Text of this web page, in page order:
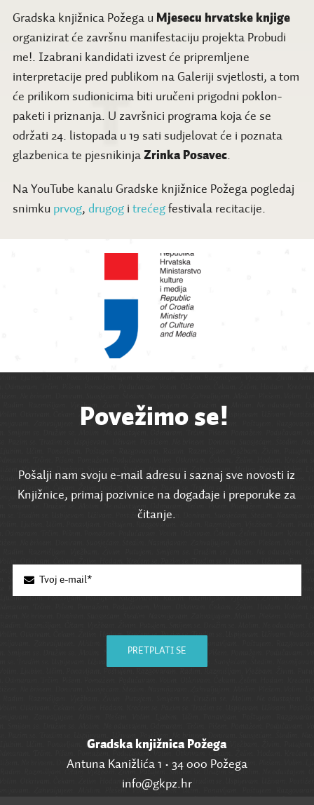
Gradska knjižnica Požega u Mjesecu hrvatske knjige
organizirat će završnu manifestaciju projekta Probudi
me!. Izabrani kandidati izvest će pripremljene
interpretacije pred publikom na Galeriji svjetlosti, a tom
će prilikom sudionicima biti uručeni prigodni poklon-
paketi i priznanja. U završnici programa koja će se
održati 24. listopada u 19 sati sudjelovat će i poznata
glazbenica te pjesnikinja Zrinka Posavec.
Na YouTube kanalu Gradske knjižnice Požega pogledaj
snimku prvog, drugogi trećegfestivala recitacije.
Povežimo se!
Pošalji nam svoju e-mail adresu i saznaj sve novosti iz
Knjižnice, primaj pozivnice na događaje i preporuke za
čitanje.
PRETPLATI SE
Gradska knjižnica Požega
Antuna Kanižlića 1 • 34 000 Požega
info@gkpz.hr